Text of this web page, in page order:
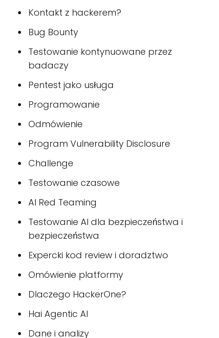
Kontakt z hackerem?
Bug Bounty
Testowanie kontynuowane przez
badaczy
Pentest jako usługa
Programowanie
Odmówienie
Program Vulnerability Disclosure
Challenge
Testowanie czasowe
AI Red Teaming
Testowanie AI dla bezpieczeństwa i
bezpieczeństwa
Expercki kod review i doradztwo
Omówienie platformy
Dlaczego HackerOne?
Hai Agentic AI
Dane i analizy